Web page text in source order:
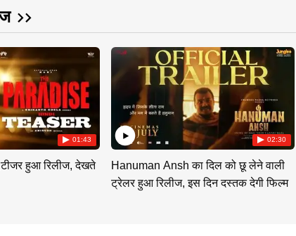
01:43
टीजर हुआ रिलीज, देखते
02:30
Hanuman Ansh का दिल को छू लेने वाली
ट्रेलर हुआ रिलीज, इस दिन दस्तक देगी फिल्म